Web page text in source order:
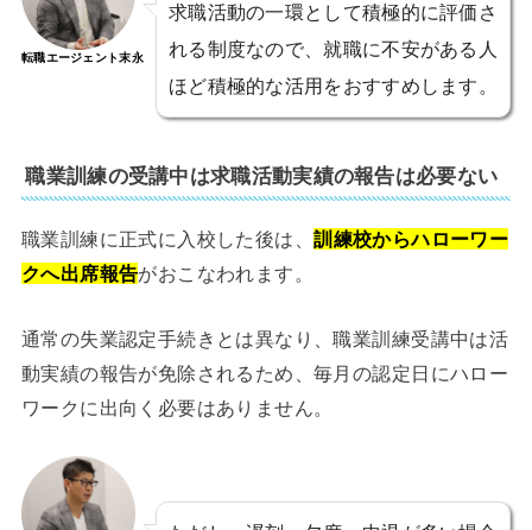
転職エージェント末永
求職活動の一環として積極的に評価さ
れる制度なので、就職に不安がある人
ほど積極的な活用をおすすめします。
職業訓練の受講中は求職活動実績の報告は必要ない
職業訓練に正式に入校した後は、訓練校からハローワー
クへ出席報告がおこなわれます。
通常の失業認定手続きとは異なり、職業訓練受講中は活
動実績の報告が免除されるため、毎月の認定日にハロー
ワークに出向く必要はありません。